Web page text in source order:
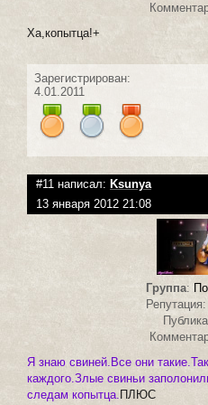
Ха,копытца!+
Зарегистрирован:
4.01.2011
#11 написал: Ksunya
13 января 2012 21:08
Группа:
Репутация:
Я знаю свиней.Все они
каждого.Злые свиньи
следам копытца. ПЛЮС